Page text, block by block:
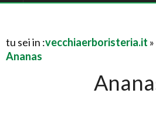
tu sei in :vecchiaerboristeria.it »
Ananas